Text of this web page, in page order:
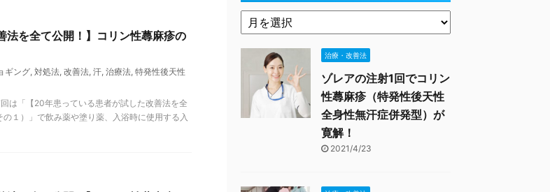
法を全て公開！】コリン性蕁麻疹の
ギング, 対処法, 改善法, 汗, 治療法, 特発性後天性
は「【20年患っている患者が試した改善法を全
１）」で飲み薬や塗り薬、入浴時に使用する入
治療・改善法
ゾレアの注射1回でコリン
性蕁麻疹（特発性後天性
全身性無汗症併発型）が
寛解！
2021/4/23